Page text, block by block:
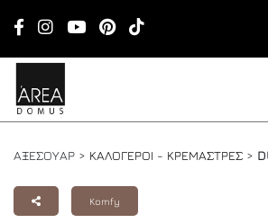
ΑΞΕΣΟΥΑΡ > ΚΑΛΟΓΕΡΟΙ - ΚΡΕΜΑΣΤΡΕΣ >
Komfy